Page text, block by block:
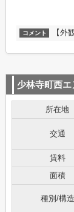
コメント 【外
少林寺町西
所在地
交通
賃料
面積
種別/構造